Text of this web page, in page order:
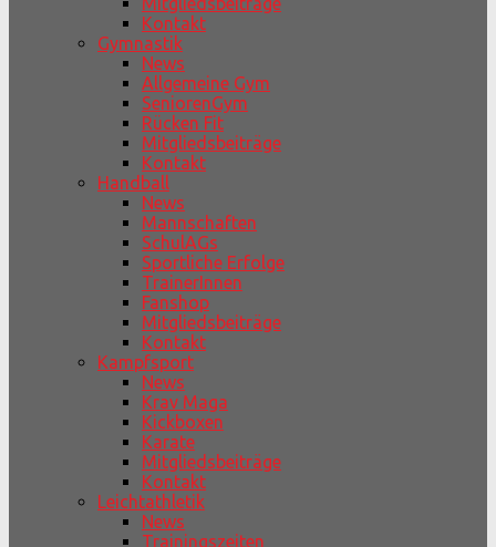
Kontakt
Gymnastik
News
Allgemeine Gym
SeniorenGym
Rücken Fit
Mitgliedsbeiträge
Kontakt
Handball
News
Mannschaften
SchulAGs
Sportliche Erfolge
TrainerInnen
Fanshop
Mitgliedsbeiträge
Kontakt
Kampfsport
News
Krav Maga
Kickboxen
Karate
Mitgliedsbeiträge
Kontakt
Leichtathletik
News
Trainingszeiten